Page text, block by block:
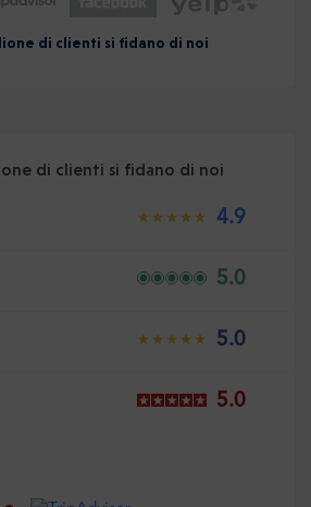
di clienti si fidano di noi
di clienti si fidano di noi
4.9
5.0
5.0
5.0